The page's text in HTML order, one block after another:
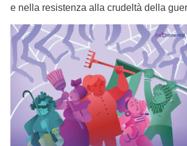
e nella resistenza alla crudeltà della